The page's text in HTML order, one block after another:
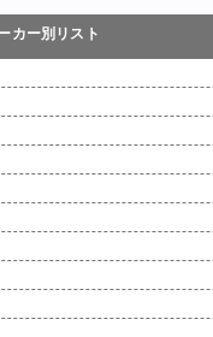
カー別リスト